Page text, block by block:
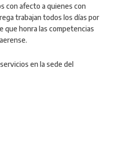
con afecto a quienes con
trabajan todos los días por
que honra las competencias
en la sede del